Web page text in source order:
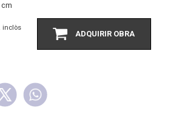
inclòs
ADQUIRIR OBRA